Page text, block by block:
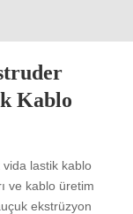
Kablo
lastik kablo
ve kablo üretim
ekstrüzyon